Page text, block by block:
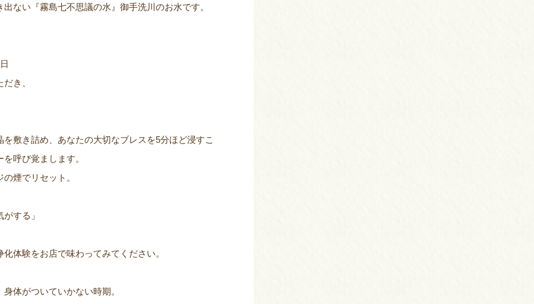
ない『霧島七不思議の水』御手洗川のお水です。
き、
敷き詰め、あなたの大切なブレスを5分ほど浸すこ
呼び覚まします。
煙でリセット。
する」
体験をお店で味わってみてください。
体がついていかない時期。